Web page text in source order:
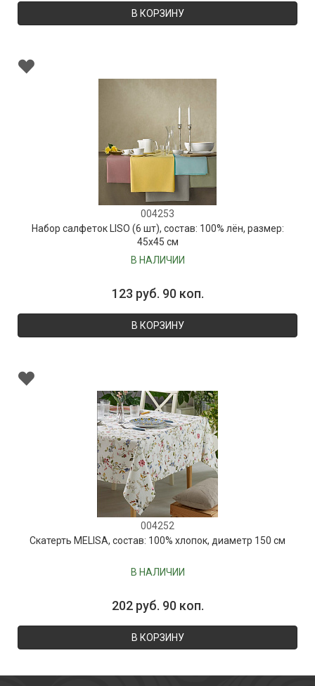
В КОРЗИНУ
004253
Набор салфеток LISO (6 шт), состав: 100% лён, размер:
45х45 см
В НАЛИЧИИ
123 руб. 90 коп.
В КОРЗИНУ
004252
Скатерть MELISA, состав: 100% хлопок, диаметр 150 см
В НАЛИЧИИ
202 руб. 90 коп.
В КОРЗИНУ